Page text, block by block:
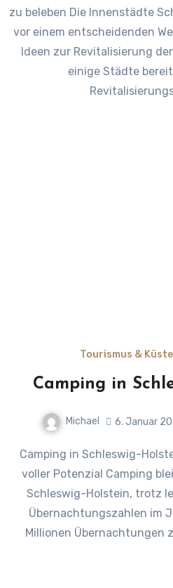
zu beleben Die Innenstädte
vor einem entscheidenden
Ideen zur Revitalisierung
einige Städte
Tourismus &
Camping in
Michael 6. Januar
Camping in Schleswig-Holstein: Beliebt, flexibel und
voller Potenzial Camping
Schleswig-Holstein, trotz
Übernachtungszahlen im
Millionen Übernachtungen